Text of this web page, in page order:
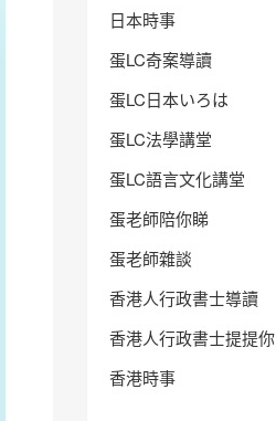
日本時事
蛋LC奇案導讀
蛋LC日本いろは
蛋LC法學講堂
蛋LC語言文化講堂
蛋老師陪你睇
蛋老師雜談
香港人行政書士導讀
香港人行政書士提提你
香港時事